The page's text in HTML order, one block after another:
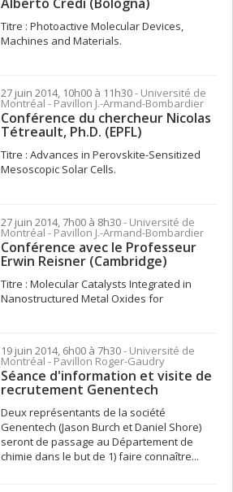
Titre : Photoactive Molecular Devices,
Machines and Materials.
27 juin 2014, 10h00 à 11h30- Université de
Montréal - Pavillon J.-Armand-Bombardier
Conférence du chercheur Nicolas
Tétreault, Ph.D. (EPFL)
Titre : Advances in Perovskite-Sensitized
Mesoscopic Solar Cells.
27 juin 2014, 7h00 à 8h30- Université de
Montréal - Pavillon J.-Armand-Bombardier
Conférence avec le Professeur
Erwin Reisner (Cambridge)
Titre : Molecular Catalysts Integrated in
Nanostructured Metal Oxides for
19 juin 2014, 6h00 à 7h30- Université de
Montréal - Pavillon Roger-Gaudry
Séance d'information et visite de
recrutement Genentech
Deux représentants de la société
Genentech (Jason Burch et Daniel Shore)
seront de passage au Département de
chimie dans le but de 1) faire connaître...